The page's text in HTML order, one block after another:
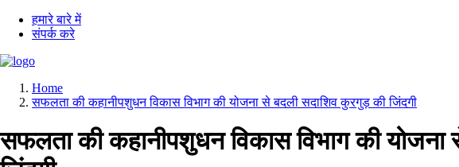
हमारे बारे में
संपर्क करे
Home
सफलता की कहानीपशुधन विकास विभाग की योजना से बदली सदाशिव कुरगुड़ की जिंदगी
सफलता की कहानीपशुधन विकास विभाग की